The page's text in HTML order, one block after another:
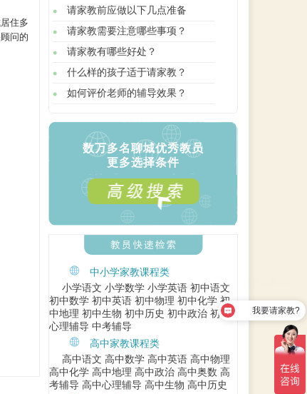
住多
问的
请家教前应做以下几点准备
请家教需要注意哪些事项？
请家教有哪些好处？
什么样的孩子适于请家教？
如何评价老师的辅导效果？
数万多名聊城优秀教员
更多选择条件
中小学家教课程类
小学语文 小学数学 小学英语 初中语文
初中数学 初中英语 初中物理 初中化学 初
中地理 初中生物 初中历史 初中政治 初中
心理辅导 中考辅导
高中家教课程类
高中语文 高中数学 高中英语 高中物理
高中化学 高中地理 高中政治 高中奥数 高
考辅导 高中心理辅导 高中生物 高中历史
我要请家教?